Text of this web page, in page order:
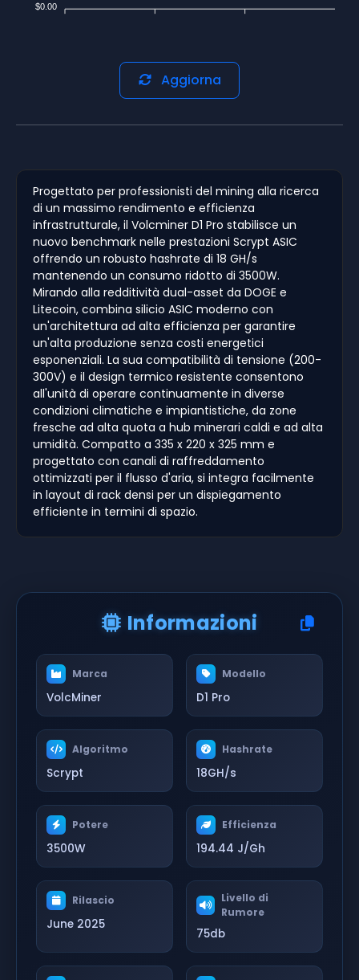
$0.00
Aggiorna
Progettato per professionisti del mining alla ricerca
di un massimo rendimento e efficienza
infrastrutturale, il Volcminer D1 Pro stabilisce un
nuovo benchmark nelle prestazioni Scrypt ASIC
offrendo un robusto hashrate di 18 GH/s
mantenendo un consumo ridotto di 3500W.
Mirando alla redditività dual-asset da DOGE e
Litecoin, combina silicio ASIC moderno con
un'architettura ad alta efficienza per garantire
un'alta produzione senza costi energetici
esponenziali. La sua compatibilità di tensione (200-
300V) e il design termico resistente consentono
all'unità di operare continuamente in diverse
condizioni climatiche e impiantistiche, da zone
fresche ad alta quota a hub minerari caldi e ad alta
umidità. Compatto a 335 x 220 x 325 mm e
progettato con canali di raffreddamento
ottimizzati per il flusso d'aria, si integra facilmente
in layout di rack densi per un dispiegamento
efficiente in termini di spazio.
Informazioni
Marca
VolcMiner
Modello
D1 Pro
Algoritmo
Scrypt
Hashrate
18GH/s
Potere
3500W
Efficienza
194.44 J/Gh
Rilascio
June 2025
Livello di
Rumore
75db